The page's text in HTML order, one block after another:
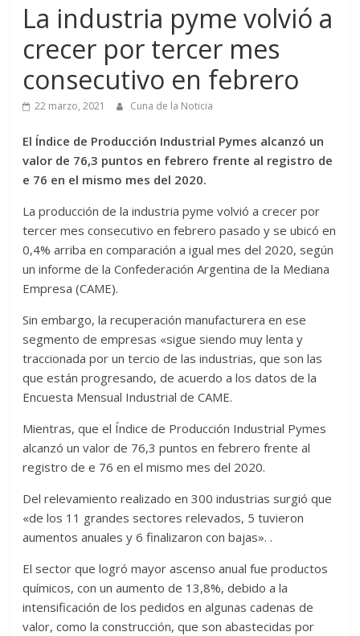
La industria pyme volvió a
crecer por tercer mes
consecutivo en febrero
22 marzo, 2021 Cuna de la Noticia
El Índice de Producción Industrial Pymes alcanzó un
valor de 76,3 puntos en febrero frente al registro de
e 76 en el mismo mes del 2020.
La producción de la industria pyme volvió a crecer por
tercer mes consecutivo en febrero pasado y se ubicó en
0,4% arriba en comparación a igual mes del 2020, según
un informe de la Confederación Argentina de la Mediana
Empresa (CAME).
Sin embargo, la recuperación manufacturera en ese
segmento de empresas «sigue siendo muy lenta y
traccionada por un tercio de las industrias, que son las
que están progresando, de acuerdo a los datos de la
Encuesta Mensual Industrial de CAME.
Mientras, que el Índice de Producción Industrial Pymes
alcanzó un valor de 76,3 puntos en febrero frente al
registro de e 76 en el mismo mes del 2020.
Del relevamiento realizado en 300 industrias surgió que
«de los 11 grandes sectores relevados, 5 tuvieron
aumentos anuales y 6 finalizaron con bajas». .
El sector que logró mayor ascenso anual fue productos
químicos, con un aumento de 13,8%, debido a la
intensificación de los pedidos en algunas cadenas de
valor, como la construcción, que son abastecidas por